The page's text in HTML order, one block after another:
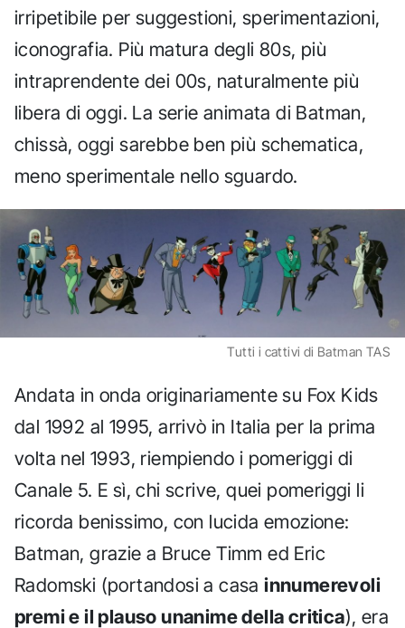
irripetibile per suggestioni, sperimentazioni,
iconografia. Più matura degli 80s, più
intraprendente dei 00s, naturalmente più
libera di oggi. La serie animata di Batman,
chissà, oggi sarebbe ben più schematica,
meno sperimentale nello sguardo.
Tutti i cattivi di Batman TAS
Andata in onda originariamente su Fox Kids
dal 1992 al 1995, arrivò in Italia per la prima
volta nel 1993, riempiendo i pomeriggi di
Canale 5. E sì, chi scrive, quei pomeriggi li
ricorda benissimo, con lucida emozione:
Batman, grazie a Bruce Timm ed Eric
Radomski (portandosi a casainnumerevoli
premi e il plauso unanime della critica), era